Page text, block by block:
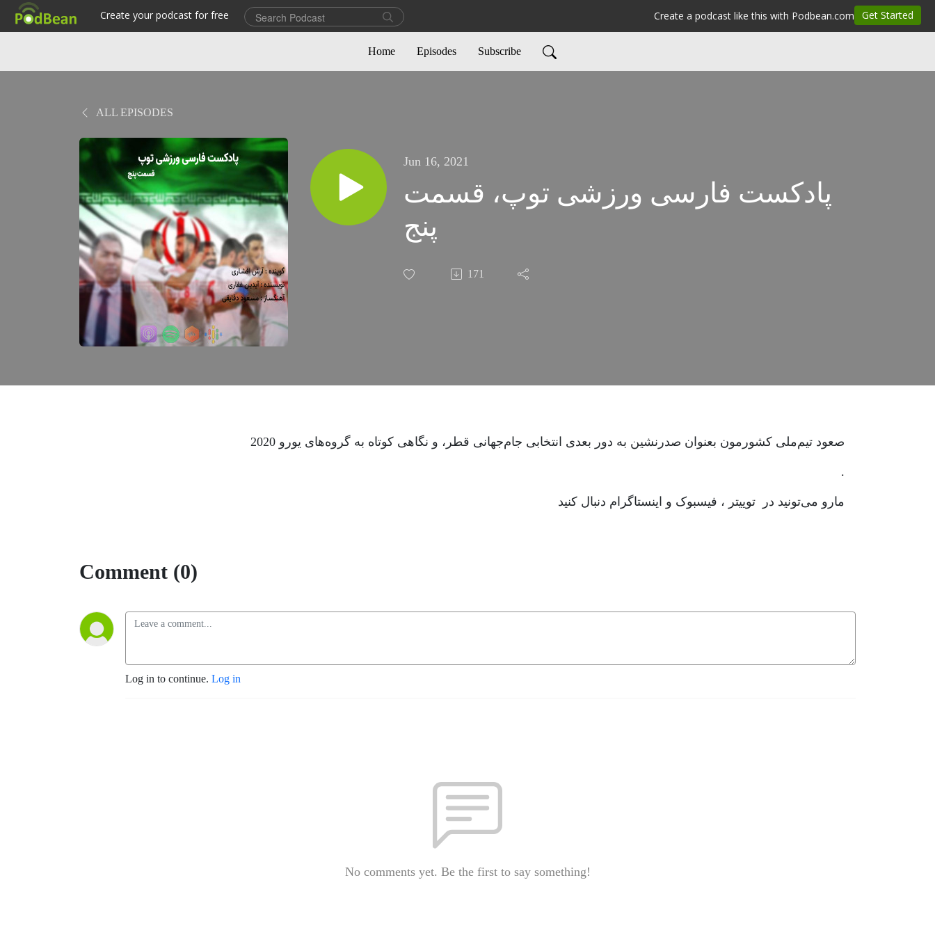
Home Episodes Subscribe
ALL EPISODES
Jun 16, 2021
پادکست فارسی ورزشی توپ، قسمت
پنج
171
صعود تیم‌ملی کشورمون بعنوان صدرنشین به دور بعدی انتخابی جام‌جهانی قطر، و نگاهی کوتاه به گروه‌های یورو 2020
.
مارو می‌تونید در توییتر ، فیسبوک و اینستاگرام دنبال کنید
Comment (0)
Log in to continue. Log in
No comments yet. Be the first to say something!